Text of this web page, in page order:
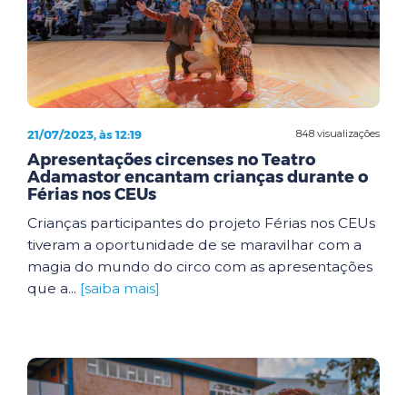
848 visualizações
21/07/2023, às 12:19
Apresentações circenses no Teatro
Adamastor encantam crianças durante o
Férias nos CEUs
Crianças participantes do projeto Férias nos CEUs
tiveram a oportunidade de se maravilhar com a
magia do mundo do circo com as apresentações
que a... [saiba mais]